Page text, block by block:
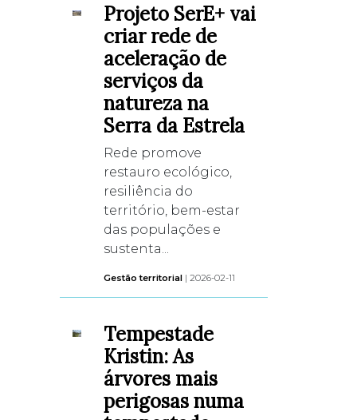
Projeto SerE+ vai
criar rede de
aceleração de
serviços da
natureza na
Serra da Estrela
Rede promove
restauro ecológico,
resiliência do
território, bem-estar
das populações e
sustenta...
Gestão territorial | 2026-02-11
Tempestade
Kristin: As
árvores mais
perigosas numa